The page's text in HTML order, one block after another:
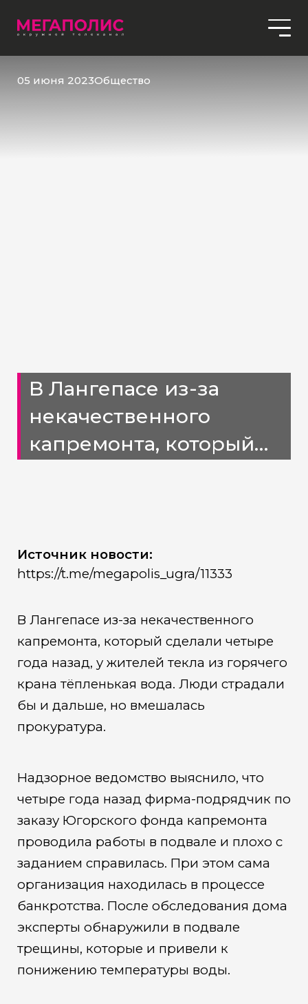
05 июня 2023Общество
В Лангепасе из-за
некачественного
капремонта, который
тёпленькая вода
Источник новости:
https://t.me/megapolis_ugra/11333
В Лангепасе из-за некачественного
капремонта, который сделали четыре
года назад, у жителей текла из горячего
крана тёпленькая вода. Люди страдали
бы и дальше, но вмешалась
прокуратура.
Надзорное ведомство выяснило, что
четыре года назад фирма-подрядчик по
заказу Югорского фонда капремонта
проводила работы в подвале и плохо с
заданием справилась. При этом сама
организация находилась в процессе
банкротства. После обследования дома
эксперты обнаружили в подвале
трещины, которые и привели к
понижению температуры воды.